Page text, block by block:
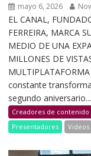
mayo 6, 2026
EL CANAL,
FERREIRA, MARCA
MEDIO DE UNA
MILLONES DE
constante
segundo aniversario...
Creadores de contenido
Presentadores
Videos